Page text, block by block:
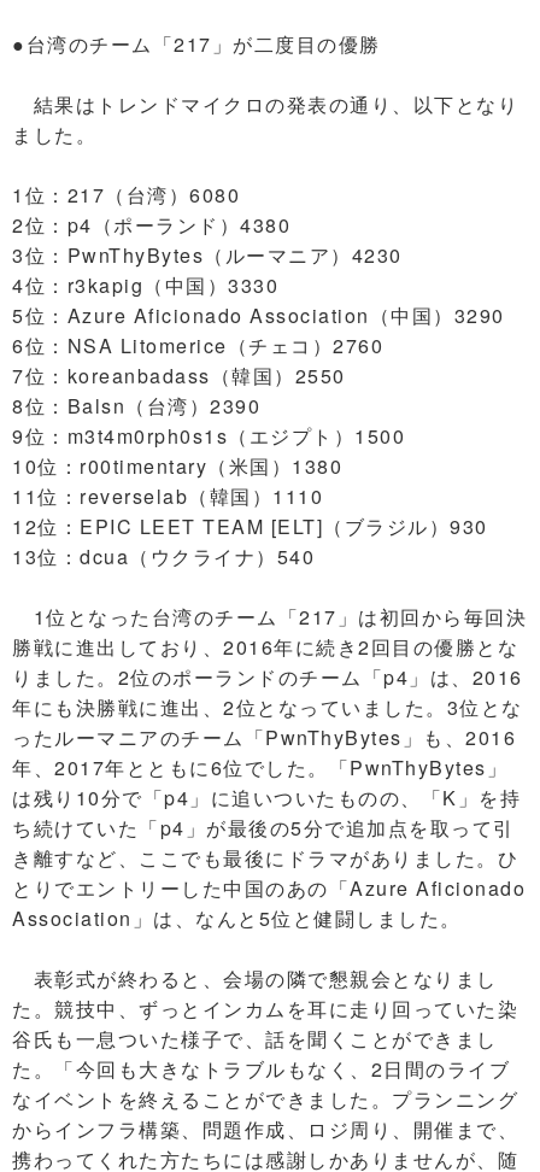
●台湾のチーム「217」が二度目の優勝
結果はトレンドマイクロの発表の通り、以下となり
ました。
1位：217（台湾）6080
2位：p4（ポーランド）4380
3位：PwnThyBytes（ルーマニア）4230
4位：r3kapig（中国）3330
5位：Azure Aficionado Association（中国）3290
6位：NSA Litomerice（チェコ）2760
7位：koreanbadass（韓国）2550
8位：Balsn（台湾）2390
9位：m3t4m0rph0s1s（エジプト）1500
10位：r00timentary（米国）1380
11位：reverselab（韓国）1110
12位：EPIC LEET TEAM [ELT]（ブラジル）930
13位：dcua（ウクライナ）540
1位となった台湾のチーム「217」は初回から毎回決
勝戦に進出しており、2016年に続き2回目の優勝とな
りました。2位のポーランドのチーム「p4」は、2016
年にも決勝戦に進出、2位となっていました。3位とな
ったルーマニアのチーム「PwnThyBytes」も、2016
年、2017年とともに6位でした。「PwnThyBytes」
は残り10分で「p4」に追いついたものの、「K」を持
ち続けていた「p4」が最後の5分で追加点を取って引
き離すなど、ここでも最後にドラマがありました。ひ
とりでエントリーした中国のあの「Azure Aficionado
Association」は、なんと5位と健闘しました。
表彰式が終わると、会場の隣で懇親会となりまし
た。競技中、ずっとインカムを耳に走り回っていた染
谷氏も一息ついた様子で、話を聞くことができまし
た。「今回も大きなトラブルもなく、2日間のライブ
なイベントを終えることができました。プランニング
からインフラ構築、問題作成、ロジ周り、開催まで、
携わってくれた方たちには感謝しかありませんが、随